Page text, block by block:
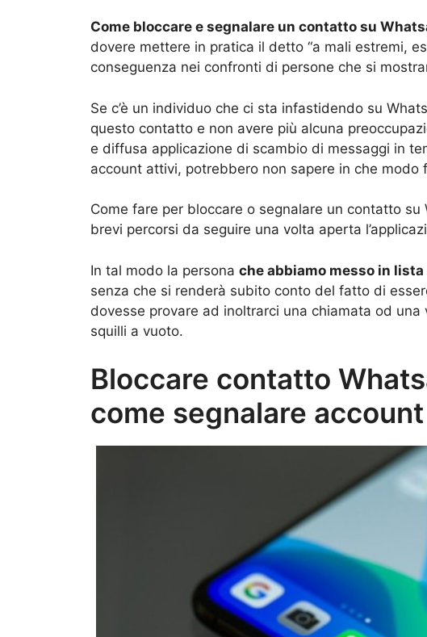
Come bloccare e segnalare un contatto su
dovere mettere in pratica il detto “a mali estremi,
conseguenza nei confronti di persone che si
Se c’è un individuo che ci sta infastidendo su
questo contatto e non avere più alcuna
e diffusa applicazione di scambio di messaggi in
account attivi, potrebbero non sapere in che modo
Come fare per bloccare o segnalare un contatto su
brevi percorsi da seguire una volta aperta
In tal modo la persona che abbiamo messo in lista
senza che si renderà subito conto del fatto di
dovesse provare ad inoltrarci una chiamata od
squilli a vuoto.
Bloccare contatto
come segnalare